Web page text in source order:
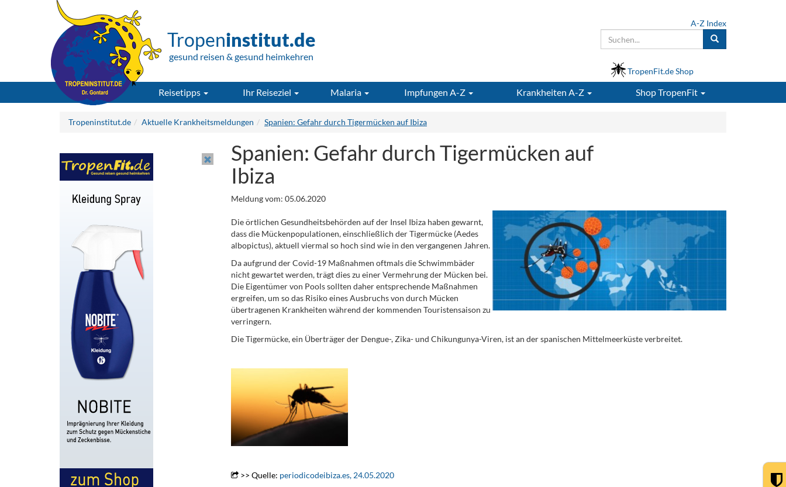
Tropeninstitut.de
gesund reisen & gesund heimkehren
A-Z Index
TropenFit.de Shop
Reisetipps Ihr Reiseziel Malaria Impfungen A-Z Krankheiten A-Z ShopTropenFit
Tropeninstitut.de Aktuelle Krankheitsmeldungen Spanien: Gefahr durch Tigermücken auf Ibiza
Spanien: Gefahr durch Tigermücken auf
Ibiza
Meldung vom: 05.06.2020
Die örtlichen Gesundheitsbehörden auf der Insel Ibiza haben gewarnt,
dass die Mückenpopulationen, einschließlich der Tigermücke (Aedes
albopictus), aktuell viermal so hoch sind wie in den vergangenen Jahren.
Da aufgrund der Covid-19 Maßnahmen oftmals die Schwimmbäder
nicht gewartet werden, trägt dies zu einer Vermehrung der Mücken bei.
Die Eigentümer von Pools sollten daher entsprechende Maßnahmen
ergreifen, um so das Risiko eines Ausbruchs von durch Mücken
übertragenen Krankheiten während der kommenden Touristensaison zu
verringern.
Die Tigermücke, ein Überträger der Dengue-, Zika- und Chikungunya-Viren, ist an der spanischen Mittelmeerküste verbreitet.
>> Quelle: periodicodeibiza.es, 24.05.2020